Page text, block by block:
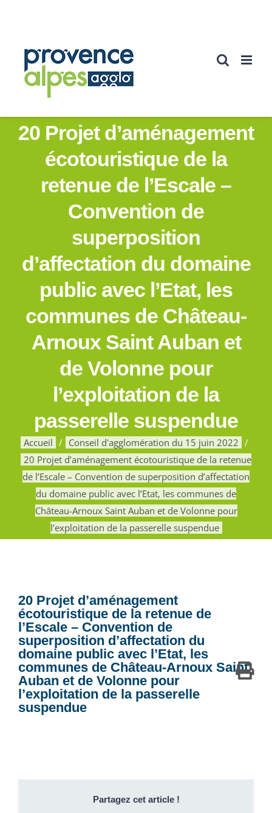
20 Projet d’aménagement
écotouristique de la
retenue de l’Escale –
Convention de
superposition
d’affectation du domaine
public avec l’Etat, les
communes de Château-
Arnoux Saint Auban et
de Volonne pour
l’exploitation de la
passerelle suspendue
Accueil
Conseil d'agglomération du 15 juin 2022
20 Projet d’aménagement écotouristique de la retenue
de l’Escale – Convention de superposition d’affectation
du domaine public avec l’Etat, les communes de
Château-Arnoux Saint Auban et de Volonne pour
l’exploitation de la passerelle suspendue
20 Projet d’aménagement
écotouristique de la retenue de
l’Escale – Convention de
superposition d’affectation du
domaine public avec l’Etat, les
communes de Château-Arnoux Saint
Auban et de Volonne pour
l’exploitation de la passerelle
suspendue
Partagez cet article !